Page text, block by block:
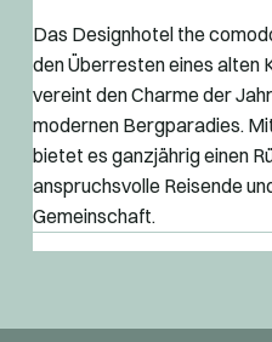
Das Designhotel the
den Überresten eines alten
vereint den Charme der
modernen Bergparadies.
bietet es ganzjährig einen
anspruchsvolle Reisende
Gemeinschaft.